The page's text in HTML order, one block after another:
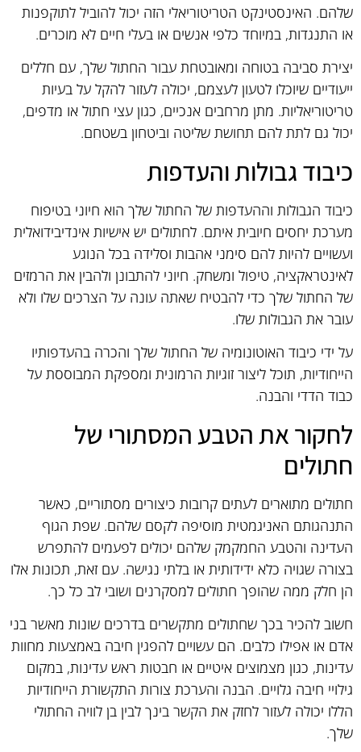
שלהם. האינסטינקט הטריטוריאלי הזה יכול להוביל לתוקפנות
או התנגדות, במיוחד כלפי אנשים או בעלי חיים לא מוכרים.
יצירת סביבה בטוחה ומאובטחת עבור החתול שלך, עם חללים
ייעודיים שיוכלו לטעון לעצמם, יכולה לעזור להקל על בעיות
טריטוריאליות. מתן מרחבים אנכיים, כגון עצי חתול או מדפים,
יכול גם לתת להם תחושת שליטה וביטחון בשטחם.
כיבוד גבולות והעדפות
כיבוד הגבולות וההעדפות של החתול שלך הוא חיוני בטיפוח
מערכת יחסים חיובית איתם. לחתולים יש אישיות אינדיבידואלית
ועשויים להיות להם סימני אהבות וסלידה בכל הנוגע
לאינטראקציה, טיפול ומשחק. חיוני להתבונן ולהבין את הרמזים
של החתול שלך כדי להבטיח שאתה עונה על הצרכים שלו ולא
עובר את הגבולות שלו.
על ידי כיבוד האוטונומיה של החתול שלך והכרה בהעדפותיו
הייחודיות, תוכל ליצור זוגיות הרמונית ומספקת המבוססת על
כבוד הדדי והבנה.
לחקור את הטבע המסתורי של
חתולים
חתולים מתוארים לעתים קרובות כיצורים מסתוריים, כאשר
התנהגותם האניגמטית מוסיפה לקסם שלהם. שפת הגוף
העדינה והטבע החמקמק שלהם יכולים לפעמים להתפרש
בצורה שגויה כלא ידידותית או בלתי נגישה. עם זאת, תכונות אלו
הן חלק ממה שהופך חתולים למסקרנים ושובי לב כל כך.
חשוב להכיר בכך שחתולים מתקשרים בדרכים שונות מאשר בני
אדם או אפילו כלבים. הם עשויים להפגין חיבה באמצעות מחוות
עדינות, כגון מצמוצים איטיים או חבטות ראש עדינות, במקום
גילויי חיבה גלויים. הבנה והערכת צורות התקשורת הייחודיות
הללו יכולה לעזור לחזק את הקשר בינך לבין בן לוויה החתולי
שלך.